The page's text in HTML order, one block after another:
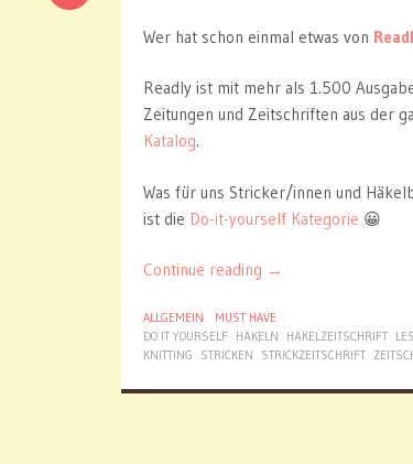
Wer hat schon einmal etwas von
Readly ist mit mehr als 1.500
Zeitungen und Zeitschriften aus der
Katalog.
Was für uns Stricker/innen und
ist die Do-it-yourself Kategorie 😀
Continue reading →
ALLGEMEIN
MUST HAVE
DO IT YOURSELF
HÄKELN HÄKELZEITSCHRIFT
KNITTING
STRICKEN STRICKZEITSCHRIFT